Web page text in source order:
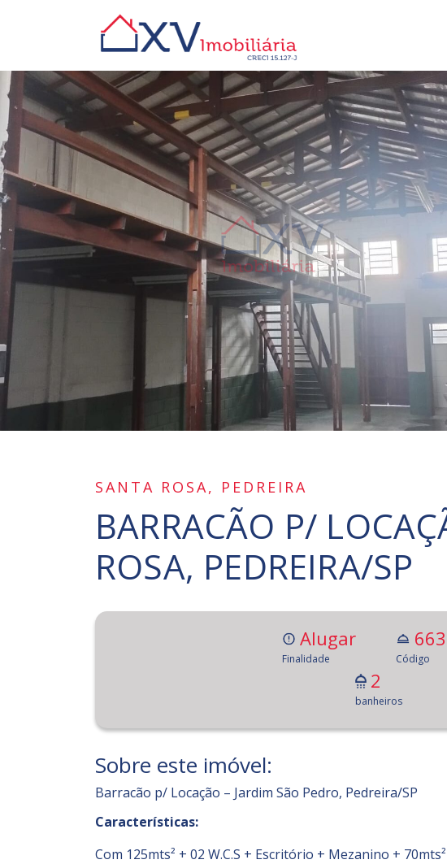
SANTA ROSA, PEDREIRA
BARRACÃO P/
ROSA, PEDREIRA/SP
Alugar
Finalidade Código
2
banheiros
Sobre este imóvel:
Barracão p/ Locação – Jardim São Pedro, Pedreira/SP
Características:
Com 125mts² + 02 W.C.S + Escritório + Mezanino + 70mts²